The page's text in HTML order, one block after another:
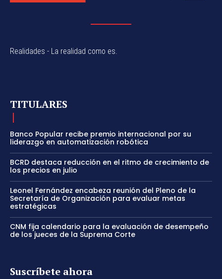
Realidades - La realidad como es.
TITULARES
Banco Popular recibe premio internacional por su
liderazgo en automatización robótica
BCRD destaca reducción en el ritmo de crecimiento de
los precios en julio
Leonel Fernández encabeza reunión del Pleno de la
Secretaría de Organización para evaluar metas
estratégicas
CNM fija calendario para la evaluación de desempeño
de los jueces de la Suprema Corte
Suscríbete ahora